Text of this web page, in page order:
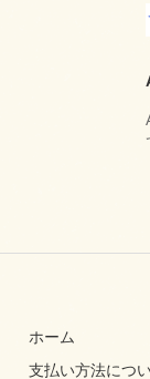
ホーム
支払い方法につ